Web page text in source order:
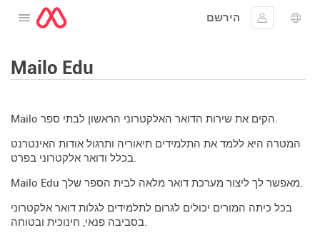
לפתוח את התפריט
הירשם
להתחברשפה
Mailo Edu
Mailo הקים את שירות הדואר האלקטרוני הראשון לבתי ספר.
המטרה היא ללמד את התלמידים תיאוריה ותרגול אודות האינטרנט
בכלל ודואר אלקטרוני בפרט.
Mailo Edu מאפשר לך ליצור מערכת דואר מלאה לבית הספר שלך.
בכל כיתה המורים יכולים לגרום לתלמידים לגלות דואר אלקטרוני
בסביבה פנאי, חינוכית ובטוחה.